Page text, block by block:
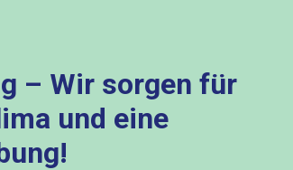
– Wir sorgen für
und eine